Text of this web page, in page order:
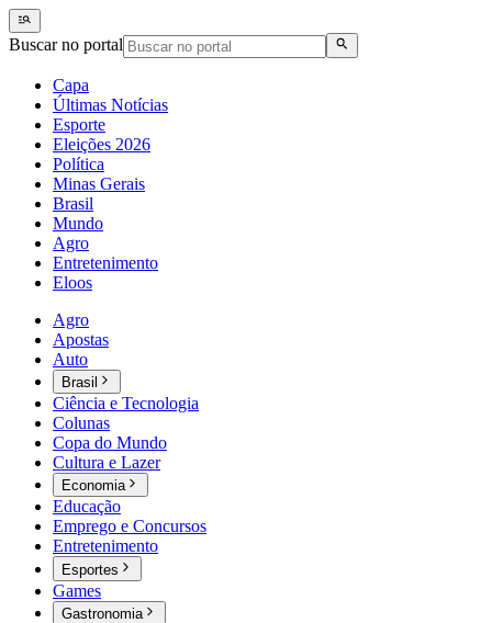
Buscar no portal
Capa
Últimas Notícias
Esporte
Eleições 2026
Política
Minas Gerais
Brasil
Mundo
Agro
Entretenimento
Eloos
Agro
Apostas
Auto
Brasil
Ciência e Tecnologia
Colunas
Copa do Mundo
Cultura e Lazer
Economia
Educação
Emprego e Concursos
Entretenimento
Esportes
Games
Gastronomia